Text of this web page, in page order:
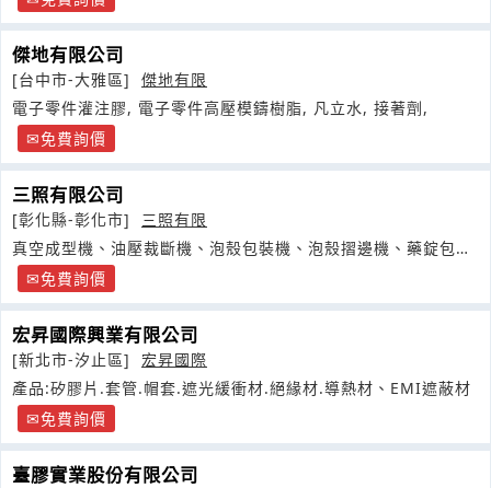
傑地有限公司
[台中市-大雅區]
傑地有限
電子零件灌注膠, 電子零件高壓模鑄樹脂, 凡立水, 接著劑,
免費詢價
三照有限公司
[彰化縣-彰化市]
三照有限
真空成型機、油壓裁斷機、泡殼包裝機、泡殼摺邊機、藥錠包裝
機、封口機
免費詢價
宏昇國際興業有限公司
[新北市-汐止區]
宏昇國際
產品:矽膠片.套管.帽套.遮光緩衝材.絕緣材.導熱材、EMI遮蔽材
免費詢價
臺膠實業股份有限公司